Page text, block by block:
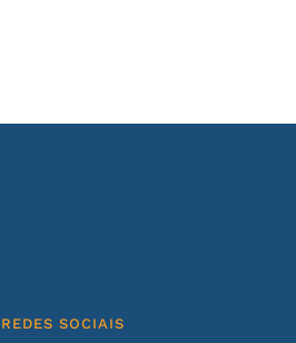
REDES SOCIAIS